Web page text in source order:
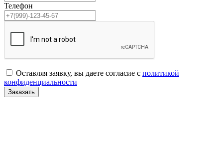
Телефон
Оставляя заявку, вы даете согласие с политикой
конфиденциальности
Заказать